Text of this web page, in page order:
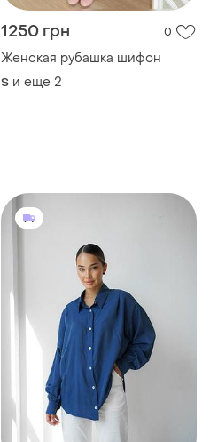
1250 грн 0
Женская рубашка шифон
S и еще 2